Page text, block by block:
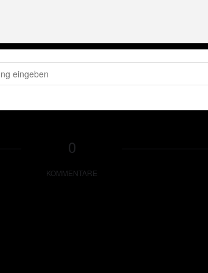
Marktheidenfeld
0
KOMMENTARE